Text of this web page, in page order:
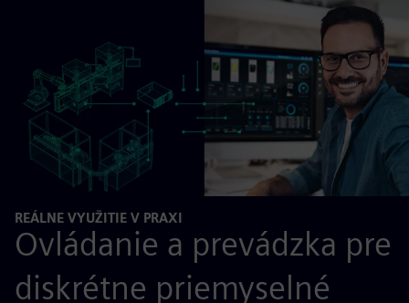
REÁLNE VYUŽITIE V PRAXI
Ovládanie a prevádzka pre
diskrétne priemyselné